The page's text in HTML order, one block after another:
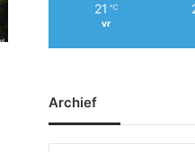
21 ℃
vr
Archief